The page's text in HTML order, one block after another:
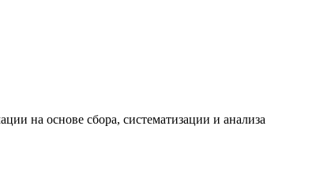
на основе сбора, систематизации и анализа